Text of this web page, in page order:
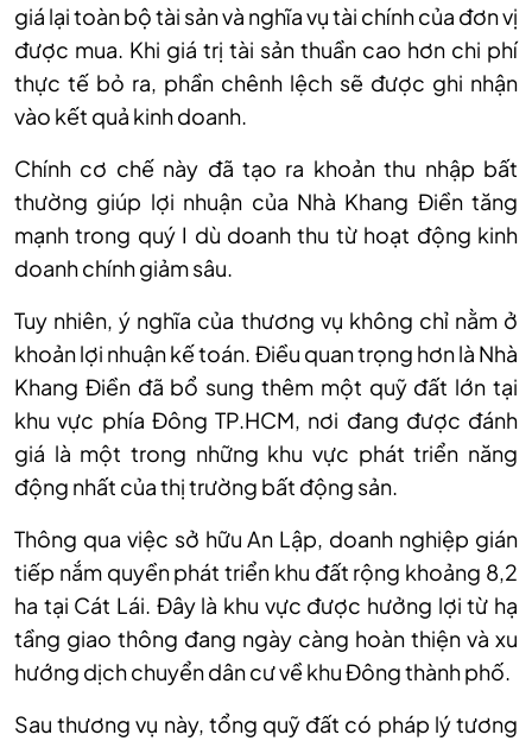
giá lại toàn bộ tài sản và nghĩa vụ tài chính của đơn vị
được mua. Khi giá trị tài sản thuần cao hơn chi phí
thực tế bỏ ra, phần chênh lệch sẽ được ghi nhận
vào kết quả kinh doanh.
Chính cơ chế này đã tạo ra khoản thu nhập bất
thường giúp lợi nhuận của Nhà Khang Điền tăng
mạnh trong quý I dù doanh thu từ hoạt động kinh
doanh chính giảm sâu.
Tuy nhiên, ý nghĩa của thương vụ không chỉ nằm ở
khoản lợi nhuận kế toán. Điều quan trọng hơn là Nhà
Khang Điền đã bổ sung thêm một quỹ đất lớn tại
khu vực phía Đông TP.HCM, nơi đang được đánh
giá là một trong những khu vực phát triển năng
động nhất của thị trường bất động sản.
Thông qua việc sở hữu An Lập, doanh nghiệp gián
tiếp nắm quyền phát triển khu đất rộng khoảng 8,2
ha tại Cát Lái. Đây là khu vực được hưởng lợi từ hạ
tầng giao thông đang ngày càng hoàn thiện và xu
hướng dịch chuyển dân cư về khu Đông thành phố.
Sau thương vụ này, tổng quỹ đất có pháp lý tương